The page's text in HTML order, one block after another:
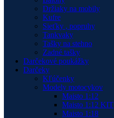
Držiaky na mobily
Kufre
Sieťky , popruhy
Tankvaky
Tašky na stehno
Zadné tašky
Darčekové poukážky
Darčeky
Kľúčenky
Modely motocykov
Maisto 1:12
Maisto 1:12 KIT
Maisto 1:18